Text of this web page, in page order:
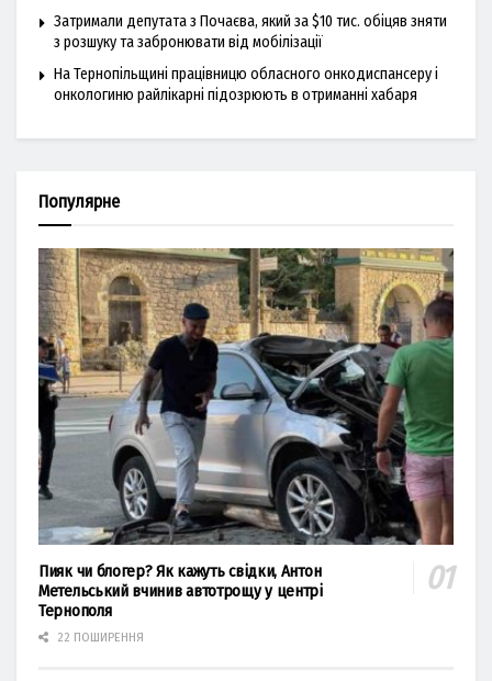
Затримали депутата з Почаєва, який за $10 тис. обіцяв зняти
з розшуку та забронювати від мобілізації
На Тернопільщині працівницю обласного онкодиспансеру і
онкологиню райлікарні підозрюють в отриманні хабаря
Популярне
Пияк чи блогер? Як кажуть свідки, Антон
Метельський вчинив автотрощу у центрі
Тернополя
22 ПОШИРЕННЯ